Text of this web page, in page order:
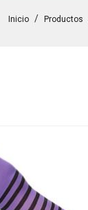
Inicio Productos